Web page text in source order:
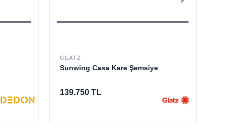
GLATZ
Sunwing Casa Kare Şemsiye
139.750 TL